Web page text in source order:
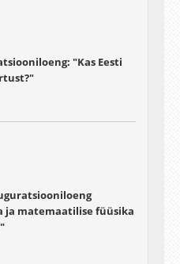
"Kas Eesti
ja matemaatilise füüsika